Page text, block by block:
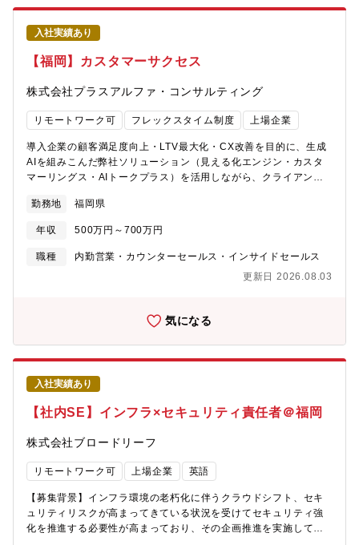
の導入実績。（市場シェア：64.6％）企業のメール環境を包括的
CODE：ファイルそのものに暗号をかけ、万が一ファイルが流出
ログオンからクラウド利用までを統合管理できるクラウド認証基
品です。お客様のニーズや課題に合わせて、柔軟かつ幅広い提案
の信頼性・実績ともに高いセキュリティ製品となり、導入実績
No.1の製品を中心に多様な企業の課題解決をサポートできます。
■配属部署中部営業所は、他のデジタルアーツの組織と比べても特
に和やかな雰囲気が特徴で、子育て中の社員も多いです。技術サ
希望する方に最適な環境です。
本市場へ適切に発信し、投資家との対話を通じて企業価値向上に
取り組めることが、このポジションの魅力です。・2020年に東証
グロース市場へ上場し、ソフトウェア事業を中核に事業拡大を進
めています。既存事業の成長に加え、新たな事業領域への展開に
も取り組んでおり、企業の成長を支えるさまざまな業務に携わる
ことができます。また、福岡・東京の勤務地選択が可能で、在宅
勤務手当の支給など、一人ひとりが能力を発揮しやすい柔軟な働
き方を推進しています。【同社について】◎福岡と東京に本社、
大阪、札幌、仙台、名古屋、広島に営業機能を中心にオフィスを
構える、約140名の社員で構成のグロース市場上場のSaaS企業◎
同社は働き方や組織の生産性に課題を抱えている組織（法人）向
けにクラウドやモバイルの技術を駆使したソリューション
業！◎主力製品である［CLOMO］は企業や学校などの法人がスマ
ティ【働き方の番人】として必須のインフラであり、顧客数8,000
社超。◎具体的なお客様先は従業員500名を超える大企業が主な取
問わず全国で幅広く導入。継続率も97.4％と高い水準を誇る。
「日本初のiOS対応MDM」◎営業力：「大手販売パートナーによ
る広域販売網」「技術的知識の豊富な営業とコンサルタント」◎
サポート力：「10年以上のノウハウを積み重ねた社内のカスタマ
ーサクセスチーム」◎機能的優位性：「製品開発力」「世界で10
社のみのAndroidの認定取得」◎ユーザー体験：「ベンダーフリ
ー」「高い操作性（UI）へのこだわり」【働き方について】◎在
宅と出社を組み合わせたハイブリッドワークが中心（出社頻度は
週1～2回程度（開発部門は週2回））◎フルフレックスタイム制
（1日8時間、6:00-22:00の時間帯で自由に勤務することができる
ので途中離席やお子様の送り迎えなどの中抜けも可能）◎テレワ
ーク勤務の完備：モニター／イスの貸与や必要な備品の経費精算
が可能／在宅勤務手当による水道光熱費・通信費補助有／インタ
ーネット回線開設の初期費用補助◎育休産休取得率100％（男性育
休取得率50％以上）
入社実績あり
【福岡】カスタマーサクセス
株式会社プラスアルファ・コンサルティング
リモートワーク可 フレックスタイム制度 上場企業
導入企業の顧客満足度向上・LTV最大化・CX改善を目的に、生成
AIを組みこんだ弊社ソリューション（見える化エンジン・カスタ
マーリングス・AIトークプラス）を活用しながら、クライアント
きます。ツールの活用支援にとどまらず、VOCデータの分析・顧
客インサイトの抽出・CX戦略の立案まで、クライアントの課題に
応じて幅広く関与するポジションです。生成AIを活用した業務改
善・価値創出に関心をお持ちの方も、ぜひご応募ください。■業務
に向けた現状分析・課題特定・施策提案。他社事例を交えた実践
データを活用した顧客の声の可視化・分析。クライアントの意思
決定・施策立案に貢献する有償コンサルティング。◆ プロジェク
トマネジメント 特定テーマにおける支援プロジェクトの推進。要
件整理から関係者調整・進行管理まで主導。◆ カスタマーサクセ
ス伴走支援 定期打合せを通じた活用状況のモニタリング・改善提
案。クライアントが自走できる状態を目指した継続支援。◆ 問い
合わせ対応・ナレッジ蓄積 メール・電話等での操作説明・サポー
ト。対応事例をナレッジ化し、チーム全体の支援品質向上に貢
献。
勤務地 福岡県
年収 500万円～700万円
職種
内勤営業・カウンターセールス・インサイドセールス
更新日 2026.08.03
気になる
入社実績あり
【社内SE】インフラ×セキュリティ責任者＠福岡
株式会社ブロードリーフ
リモートワーク可 上場企業 英語
【募集背景】インフラ環境の老朽化に伴うクラウドシフト、セキ
ュリティリスクが高まってきている状況を受けてセキュリティ強
化を推進する必要性が高まっており、その企画推進を実施してい